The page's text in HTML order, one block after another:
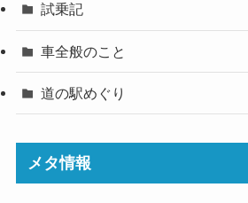
試乗記
車全般のこと
道の駅めぐり
メタ情報